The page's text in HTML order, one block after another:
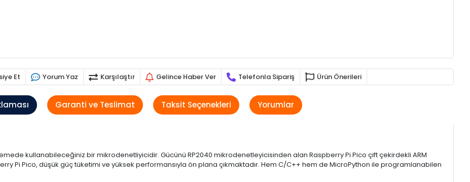
Et Yorum Yaz Karşılaştır Gelince Haber Ver Telefonla Sipariş Ürün Önerileri
Garanti ve Teslimat Taksit Seçenekleri Yorumlar
kullanabileceğiniz bir mikrodenetliyicidir. Gücünü RP2040 mikrodenetleyicisinden alan Raspberry Pi Pico çift çekirdekli ARM
Pi Pico, düşük güç tüketimi ve yüksek performansıyla ön plana çıkmaktadır. Hem C/C++ hem de MicroPython ile programlanabilen